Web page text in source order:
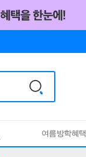
여름방학혜택